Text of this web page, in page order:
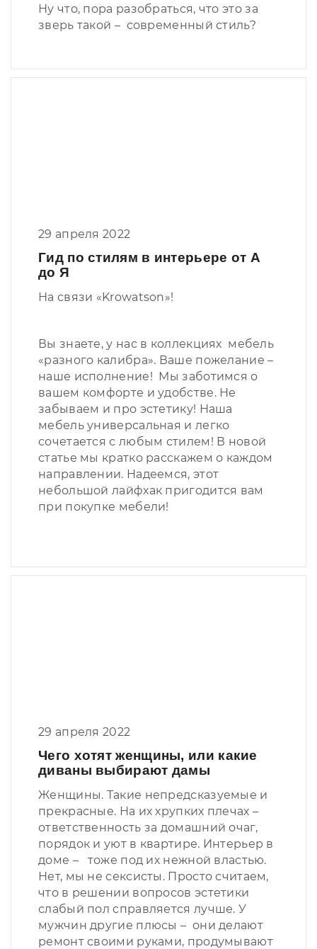
Ну что, пора разобраться, что это за
зверь такой – современный стиль?
29 апреля 2022
Гид по стилям в интерьере от А
до Я
На связи «Krowatson»!
Вы знаете, у нас в коллекциях мебель
«разного калибра». Ваше пожелание –
наше исполнение! Мы заботимся о
вашем комфорте и удобстве. Не
забываем и про эстетику! Наша
мебель универсальная и легко
сочетается с любым стилем! В новой
статье мы кратко расскажем о каждом
направлении. Надеемся, этот
небольшой лайфхак пригодится вам
при покупке мебели!
29 апреля 2022
Чего хотят женщины, или какие
диваны выбирают дамы
Женщины. Такие непредсказуемые и
прекрасные. На их хрупких плечах –
ответственность за домашний очаг,
порядок и уют в квартире. Интерьер в
доме – тоже под их нежной властью.
Нет, мы не сексисты. Просто считаем,
что в решении вопросов эстетики
слабый пол справляется лучше. У
мужчин другие плюсы – они делают
ремонт своими руками, продумывают